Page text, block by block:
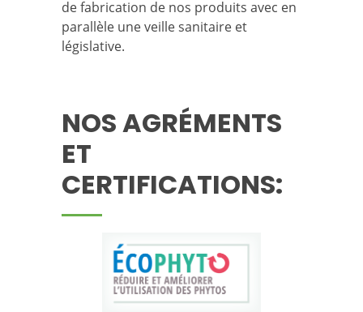
de fabrication de nos produits avec en
parallèle une veille sanitaire et
législative.
NOS AGRÉMENTS
ET
CERTIFICATIONS: